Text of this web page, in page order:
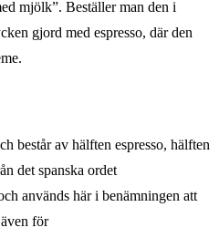
mjölk”. Beställer man den i
gjord med espresso, där den
består av hälften espresso, hälften
det spanska ordet
används här i benämningen att
för